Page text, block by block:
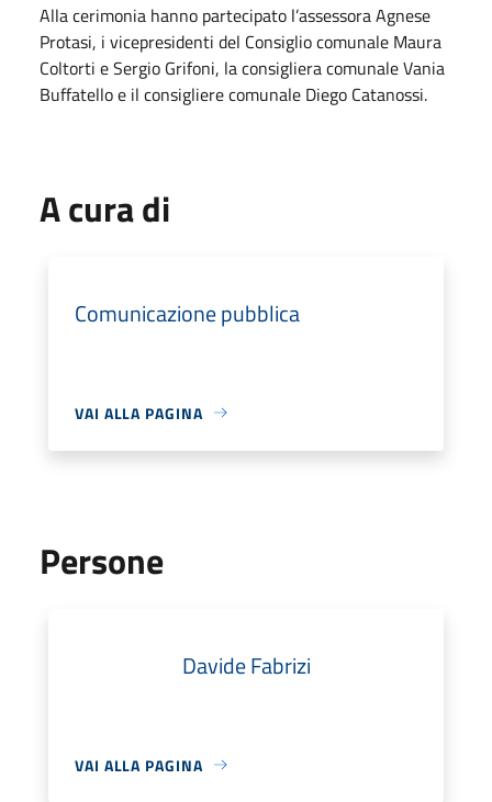
Alla cerimonia hanno partecipato l’assessora Agnese
Protasi, i vicepresidenti del Consiglio comunale Maura
Coltorti e Sergio Grifoni, la consigliera comunale Vania
Buffatello e il consigliere comunale Diego Catanossi.
A cura di
Comunicazione pubblica
VAI ALLA PAGINA
Persone
Davide Fabrizi
VAI ALLA PAGINA